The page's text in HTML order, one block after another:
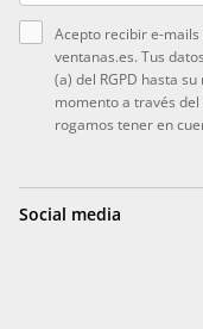
Acepto recibir e-
ventanas.es. Tus
(a) del RGPD hasta
momento a través
rogamos tener en
Social media